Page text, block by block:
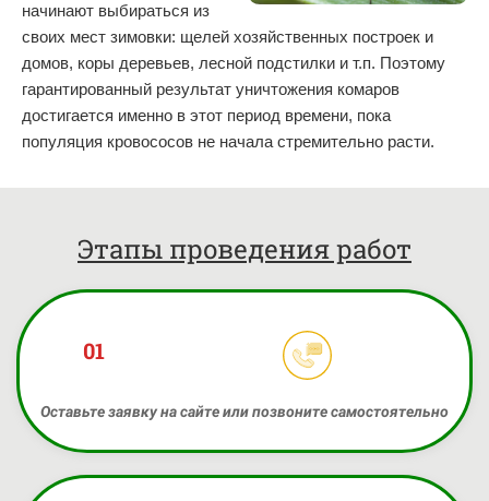
начинают выбираться из
своих мест зимовки: щелей хозяйственных построек и
домов, коры деревьев, лесной подстилки и т.п. Поэтому
гарантированный результат уничтожения комаров
достигается именно в этот период времени, пока
популяция кровососов не начала стремительно расти.
Этапы проведения работ
01
Оставьте заявку на сайте или позвоните самостоятельно